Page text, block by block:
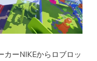
カーNIKEからロブロッ